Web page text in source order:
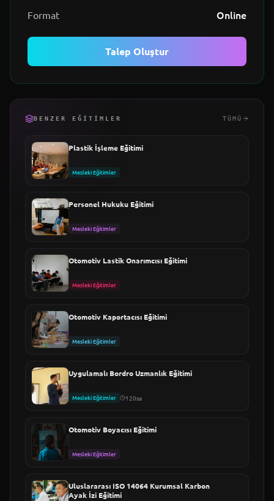
Format Online
Talep Oluştur
BENZER EĞITIMLER TÜMÜ
Plastik İşleme Eğitimi
Mesleki Eğitimler
Personel Hukuku Eğitimi
Mesleki Eğitimler
Otomotiv Lastik Onarımcısı Eğitimi
Mesleki Eğitimler
Otomotiv Kaportacısı Eğitimi
Mesleki Eğitimler
Uygulamalı Bordro Uzmanlık Eğitimi
Mesleki Eğitimler 120sa
Otomotiv Boyacısı Eğitimi
Mesleki Eğitimler
Uluslararası ISO 14064 Kurumsal Karbon
Ayak İzi Eğitimi